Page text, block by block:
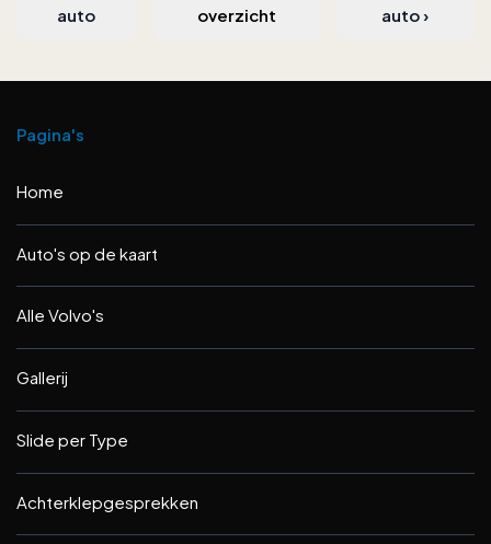
auto
overzicht
auto›
Pagina's
Home
Auto's op de kaart
Alle Volvo's
Gallerij
Slide per Type
Achterklepgesprekken